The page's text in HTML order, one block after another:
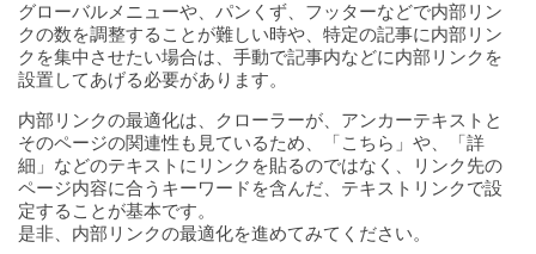
グローバルメニューや、パンくず、フッターなどで内部リン
クの数を調整することが難しい時や、特定の記事に内部リン
クを集中させたい場合は、手動で記事内などに内部リンクを
設置してあげる必要があります。
内部リンクの最適化は、クローラーが、アンカーテキストと
そのページの関連性も見ているため、「こちら」や、「詳
細」などのテキストにリンクを貼るのではなく、リンク先の
ページ内容に合うキーワードを含んだ、テキストリンクで設
定することが基本です。
是非、内部リンクの最適化を進めてみてください。